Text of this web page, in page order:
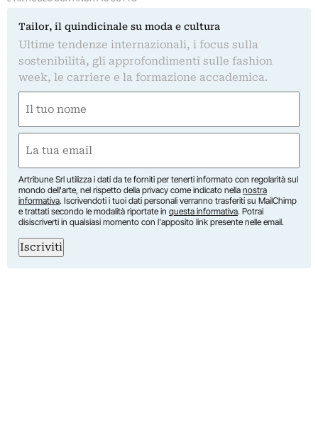
Tailor, il quindicinale su moda e cultura
Ultime tendenze internazionali, i focus sulla
sostenibilità, gli approfondimenti sulle fashion
week, le carriere e la formazione accademica.
(Required)
First
(Required)
Artribune Srl utilizza i dati da te forniti per tenerti informato con regolarità sul
mondo dell'arte, nel rispetto della privacy come indicato nella nostra
informativa. Iscrivendoti i tuoi dati personali verranno trasferiti su MailChimp
e trattati secondo le modalità riportate in questa informativa. Potrai
disiscriverti in qualsiasi momento con l'apposito link presente nelle email.
Iscriviti